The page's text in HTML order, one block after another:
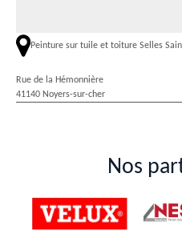
Peinture sur tuile et toiture Selles
Rue de la Hémonnière
41140 Noyers-sur-cher
Nos